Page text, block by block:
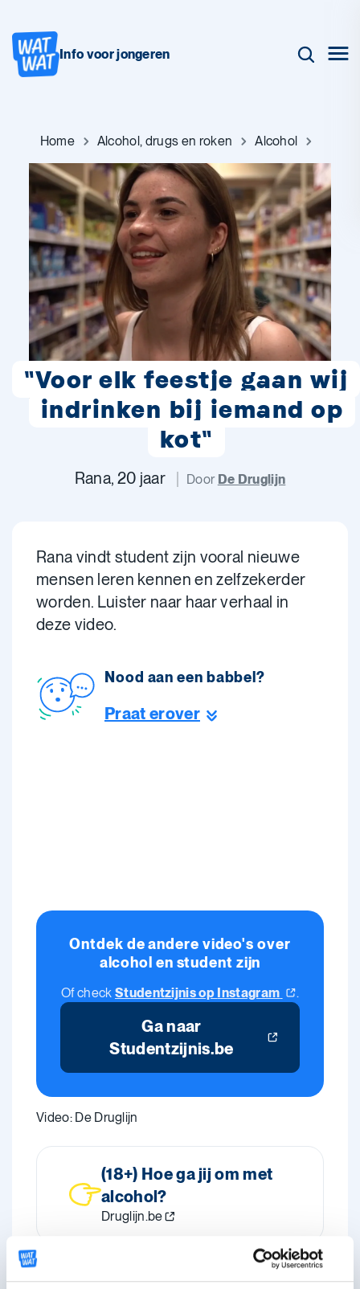
Info voor jongeren
Home Alcohol, drugs en roken Alcohol
"Voor elk feestje gaan wij
indrinken bij iemand op
kot"
Rana, 20 jaar Door De Druglijn
Rana vindt student zijn vooral nieuwe
mensen leren kennen en zelfzekerder
worden. Luister naar haar verhaal in
deze video.
Nood aan een babbel?
Praat erover
Ontdek de andere video's over
alcohol en student zijn
Of check Studentzijnis op Instagram .
Ga naar
Studentzijnis.be
Video: De Druglijn
(18+) Hoe ga jij om met
alcohol?
Druglijn.be
Hoe ga jij om met